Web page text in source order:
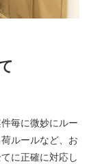
毎に微妙にルー
ルールなど、お
に正確に対応し